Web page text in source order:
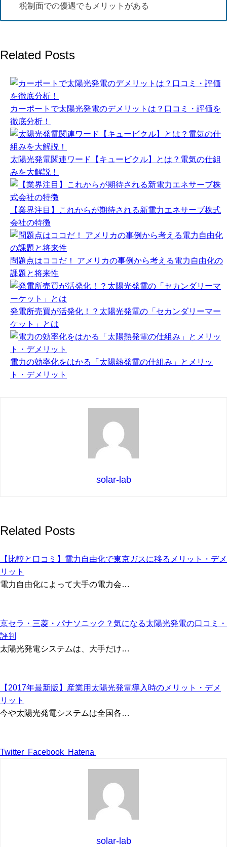
税制面での優遇でもメリットがある
Related Posts
カーポートで太陽光発電のデメリットは？口コミ・評価を
徹底分析！
太陽光発電関連ワード【キュービクル】とは？電気の仕組
みを大解説！
【業界注目】これからが期待される新電力エネサーブ株式
会社の特徴
問題点はココだ！ アメリカの事例から考える電力自由化の
課題と将来性
発電所売買が活発化！？太陽光発電の「セカンダリーマー
ケット」とは
電力の効率化をはかる「太陽熱発電の仕組み」とメリッ
ト・デメリット
solar-lab
Related Posts
【比較と口コミ】電力自由化で東京ガスに移るメリット・デメ
リット
電力自由化によって大手の電力会…
京セラ・三菱・パナソニック？気になる太陽光発電の口コミ・
評判
太陽光発電システムは、大手だけ…
【2017年最新版】産業用太陽光発電導入時のメリット・デメ
リット
今や太陽光発電システムは全国各…
Twitter Facebook Hatena
solar-lab